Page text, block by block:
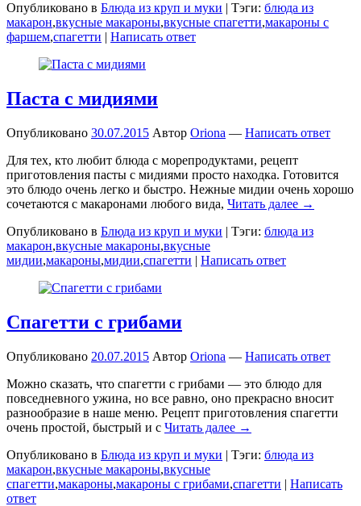
Опубликовано в Блюда из круп и муки | Тэги: блюда из
макарон,вкусные макароны,вкусные спагетти,макароны с
фаршем,спагетти | Написать ответ
Паста с мидиями
Опубликовано 30.07.2015 Автор Oriona — Написать ответ
Для тех, кто любит блюда с морепродуктами, рецепт
приготовления пасты с мидиями просто находка. Готовится
это блюдо очень легко и быстро. Нежные мидии очень хорошо
сочетаются с макаронами любого вида, Читать далее →
Опубликовано в Блюда из круп и муки | Тэги: блюда из
макарон,вкусные макароны,вкусные
мидии,макароны,мидии,спагетти | Написать ответ
Спагетти с грибами
Опубликовано 20.07.2015 Автор Oriona — Написать ответ
Можно сказать, что спагетти с грибами — это блюдо для
повседневного ужина, но все равно, оно прекрасно вносит
разнообразие в наше меню. Рецепт приготовления спагетти
очень простой, быстрый и с Читать далее →
Опубликовано в Блюда из круп и муки | Тэги: блюда из
макарон,вкусные макароны,вкусные
спагетти,макароны,макароны с грибами,спагетти | Написать
ответ